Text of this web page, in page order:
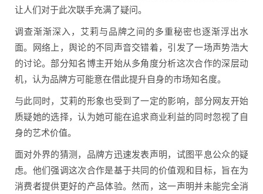
让人们对于此次联手充满了疑问。
调查渐渐深入，艾莉与品牌之间的多重秘密也逐渐浮出水
面。网络上，舆论的不同声音交错着，引发了一场声势浩大
的讨论。部分知名博主开始从多角度分析这次合作的深层动
机，认为品牌方可能意在借此提升自身的市场知名度。
与此同时，艾莉的形象也受到了一定的影响，部分网友开始
质疑她的选择，认为她可能在追求商业利益的同时忽视了自
身的艺术价值。
面对外界的猜测，品牌方迅速发表声明，试图平息公众的疑
虑。他们强调这次合作是基于共同的价值观和目标，旨在为
消费者提供更好的产品体验。然而，这一声明并未能完全消